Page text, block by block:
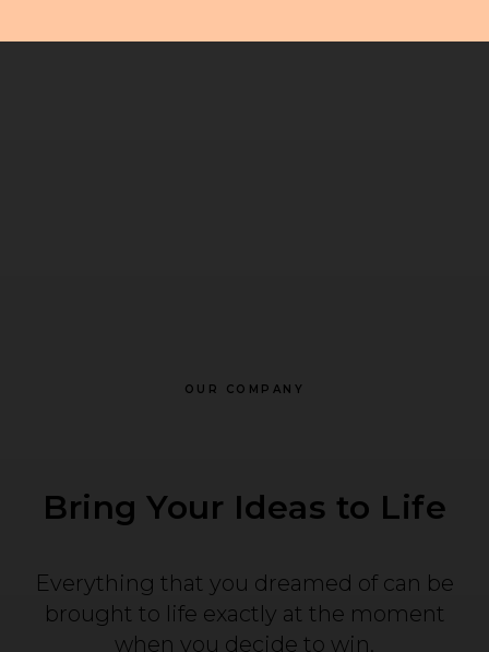
OUR COMPANY
Bring Your Ideas to Life
Everything that you dreamed of can be
brought to life exactly at the moment
when you decide to win.